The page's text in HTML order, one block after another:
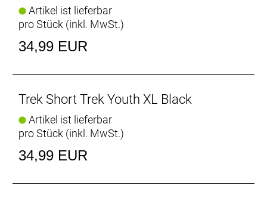
Artikel ist lieferbar
pro Stück (inkl. MwSt.)
34,99 EUR
Trek Short Trek Youth XL Black
Artikel ist lieferbar
pro Stück (inkl. MwSt.)
34,99 EUR